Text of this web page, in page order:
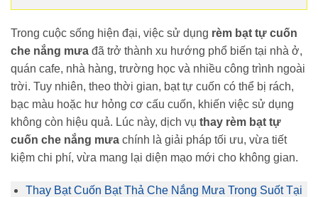
Trong cuộc sống hiện đại, việc sử dụng rèm bạt tự cuốn
che nắng mưa đã trở thành xu hướng phổ biến tại nhà ở,
quán cafe, nhà hàng, trường học và nhiều công trình ngoài
trời. Tuy nhiên, theo thời gian, bạt tự cuốn có thể bị rách,
bạc màu hoặc hư hỏng cơ cấu cuốn, khiến việc sử dụng
không còn hiệu quả. Lúc này, dịch vụ thay rèm bạt tự
cuốn che nắng mưa chính là giải pháp tối ưu, vừa tiết
kiệm chi phí, vừa mang lại diện mạo mới cho không gian.
Thay Bạt Cuốn Bạt Thả Che Nắng Mưa Trong Suốt Tại